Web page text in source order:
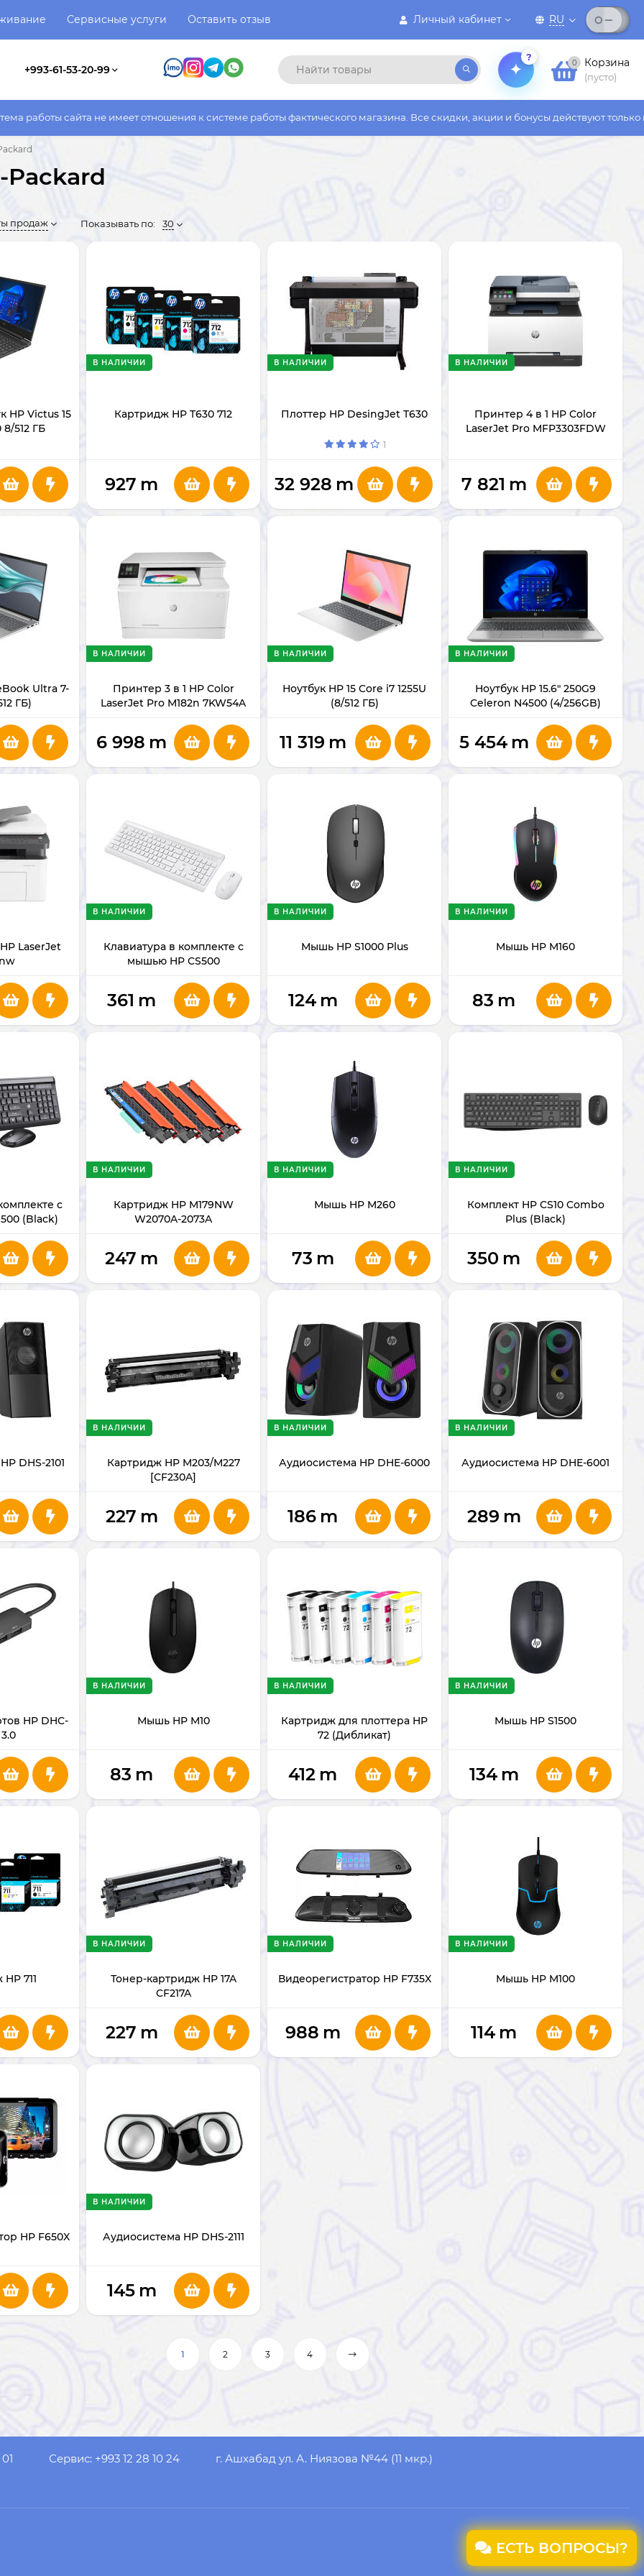
Личный кабинет RU
Сервисные услуги Оставить отзыв
+993-61-53-20-99
?
0 Корзина
(пусто)
не имеет отношения к системе работы фактического магазина. Все скидки, акции и бонусы действуют только на сайте
продаж Показывать по: 30
HP Victus 15
8/512 ГБ
Картридж HP T630 712
В НАЛИЧИИ
927 m
Плоттер HP DesingJet T630
В НАЛИЧИИ
1
32 928 m
Принтер 4 в 1 HP Color
LaserJet Pro MFP3303FDW
В НАЛИЧИИ
7 821 m
Ultra 7-
ГБ)
Принтер 3 в 1 HP Color
LaserJet Pro M182n 7KW54A
В НАЛИЧИИ
6 998 m
Ноутбук HP 15 Core i7 1255U
(8/512 ГБ)
В НАЛИЧИИ
11 319 m
Ноутбук HP 15.6" 250G9
Celeron N4500 (4/256GB)
В НАЛИЧИИ
5 454 m
LaserJet
Клавиатура в комплекте с
мышью HP CS500
В НАЛИЧИИ
361 m
Мышь HP S1000 Plus
В НАЛИЧИИ
124 m
Мышь HP M160
В НАЛИЧИИ
83 m
с
(Black)
Картридж HP M179NW
W2070A-2073A
В НАЛИЧИИ
247 m
Мышь HP M260
В НАЛИЧИИ
73 m
Комплект HP CS10 Combo
Plus (Black)
В НАЛИЧИИ
350 m
DHS-2101
Картридж HP M203/M227
[CF230A]
В НАЛИЧИИ
227 m
Аудиосистема HP DHE-6000
В НАЛИЧИИ
186 m
Аудиосистема HP DHE-6001
В НАЛИЧИИ
289 m
HP DHC-
Мышь HP M10
В НАЛИЧИИ
83 m
Картридж для плоттера HP
72 (Дибликат)
В НАЛИЧИИ
412 m
Мышь HP S1500
В НАЛИЧИИ
134 m
711
Тонер-картридж HP 17A
CF217A
В НАЛИЧИИ
227 m
Видеорегистратор HP F735X
В НАЛИЧИИ
988 m
Мышь HP M100
В НАЛИЧИИ
114 m
HP F650X Аудиосистема HP DHS-2111
В НАЛИЧИИ
145 m
1 2 3 4
Сервис: +993 12 28 10 24 г. Ашхабад ул. А. Ниязова №44 (11 мкр.)
ЕСТЬ ВОПРОСЫ?